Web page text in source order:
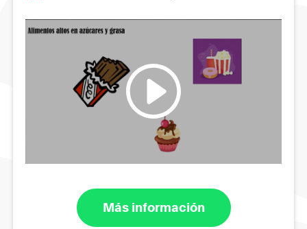
Más información